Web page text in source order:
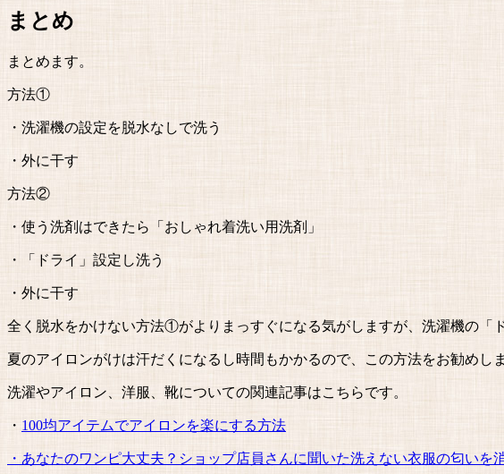
まとめ
まとめます。
方法①
・洗濯機の設定を脱水なしで洗う
・外に干す
方法②
・使う洗剤はできたら「おしゃれ着洗い用洗剤」
・「ドライ」設定し洗う
・外に干す
全く脱水をかけない方法①がよりまっすぐになる気がしますが、洗濯機の「
夏のアイロンがけは汗だくになるし時間もかかるので、この方法をお勧めし
洗濯やアイロン、洋服、靴についての関連記事はこちらです。
・ 100均アイテムでアイロンを楽にする方法
・あなたのワンピ大丈夫？ショップ店員さんに聞いた洗えない衣服の匂いを